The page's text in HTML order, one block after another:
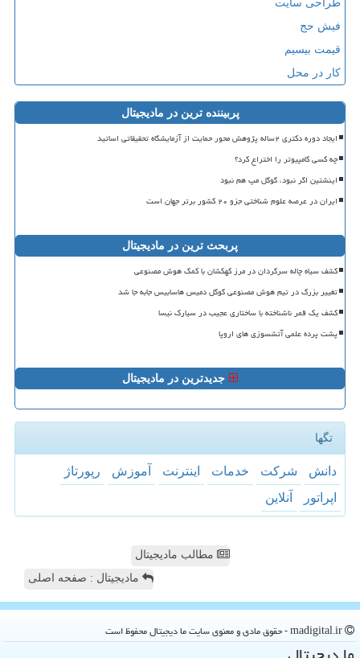
طراحی سایت
فیش حج
قیمت بیسیم
کار در محل
پربیننده ترین در مادیجیتال
ایجاد دوره دکتری ۲ساله پژوهش محور حمایت از آزمایشگاه تحقیقاتی اساتید
چه کسی کامپیوتر را اختراع کرد؟
اینشتین اگر نبود، گوگل مپ هم نبود
ایران در عرصه علوم شناختی جزو ۲۰ کشور برتر جهان است
پربحث ترین در مادیجیتال
کشف سیاه چاله سرگردان در مرز کهکشان با کمک هوش مصنوعی
تغییر بزرگ در تیم هوش مصنوعی گوگل دمیس هاسابیس جابه جا شد
کشف یک قمر ناشناخته با ساختاری عجیب در سیارک نیسا
پشت پرده علمی آتشسوزی های اروپا
جدیدترین در مادیجیتال
تگها
دانش شركت خدمات اینترنت آموزش
رپورتاژ
اپراتور
آنلاین
مطالب مادیجیتال
مادیجیتال : صفحه اصلی